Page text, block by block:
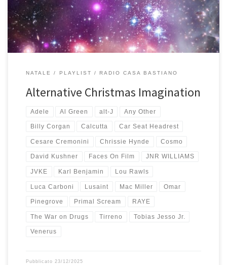
ormai antica iniziata nel 1998 in digitale, […]
NATALE PLAYLIST RADIO CASA BASTIANO
Alternative Christmas Imagination
Adele Al Green alt-J Any Other
Billy Corgan Calcutta Car Seat Headrest
Cesare Cremonini Chrissie Hynde Cosmo
David Kushner Faces On Film JNR WILLIAMS
JVKE Karl Benjamin Lou Rawls
Luca Carboni Lusaint Mac Miller Omar
Pinegrove Primal Scream RAYE
The War on Drugs Tirreno Tobias Jesso Jr.
Venerus
Pubblicato 23/12/2025